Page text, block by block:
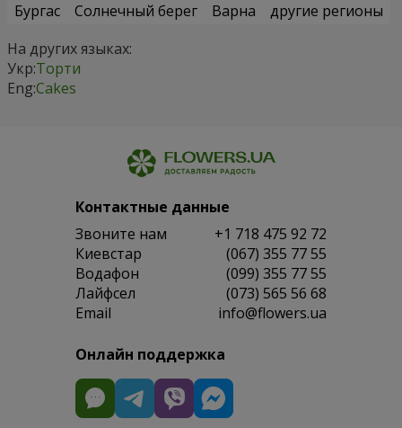
Бургас
Солнечный берег Варна
другие регионы
На других языках:
Укр:Торти
Eng:Cakes
Контактные данные
Звоните нам
+1 718 475 92 72
Киевстар
(067) 355 77 55
Водафон
(099) 355 77 55
Лайфсел
(073) 565 56 68
Email
info@flowers.ua
Онлайн поддержка